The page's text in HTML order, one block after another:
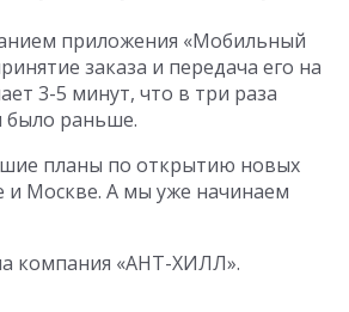
приложения «Мобильный
заказа и передача его на
3-5 минут, что в три раза
было раньше.
планы по открытию новых
и Москве. А мы уже начинаем
компания «АНТ-ХИЛЛ».